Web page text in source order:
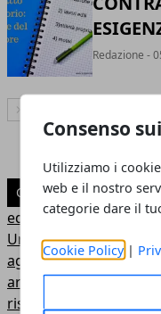
Consenso
Utilizziamo i
web e il nostro
categorie dare il
Cookie Policy |
Redazione -
Articolo Successivo
CATEGORIE
edilizia
Uncategorized
agenzia immobiliare
arredamento
ristrutturazioni